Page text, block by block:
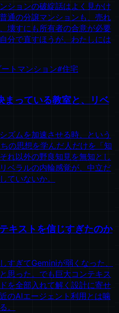
ションの破綻話はよく見かけ
通の分譲マンションも、売れ
壊すにも所有者の合意が必要
分で直すほうが、わたしには
ートマンション#住宅
まっている教室と、リベ
ズムを加速させる時、という
の思想を学んだ人だけを「知
れ以外の野良知見を無知とし
ベラルの内輪感覚が、中立だ
ていないか。
キストを信じすぎたのか
すぎてGeminiが弱くなった、
思った。でも巨大コンテキス
を全部入れて解く設計に寄せ
のAIエージェント利用とは噛
。